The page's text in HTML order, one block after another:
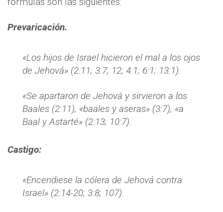
Prevaricación.
«Los hijos de Israel hicieron el mal a los ojos
de Jehová» (2:11; 3:7; 12; 4:1; 6:1; 13:1).
«Se apartaron de Jehová y sirvieron a los
Baales (2:11), «baales y aseras» (3:7), «a
Baal y Astarté» (2:13; 10:7).
Castigo:
«Encendiese la cólera de Jehová contra
Israel» (2:14-20; 3:8; 107).